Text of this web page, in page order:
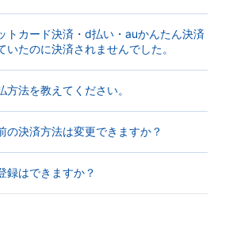
トカード決済・d払い・auかんたん決済
いたのに決済されませんでした。
方法を教えてください。
の決済方法は変更できますか？
録はできますか？